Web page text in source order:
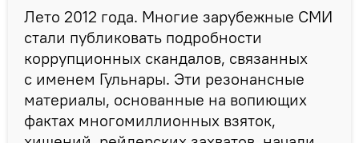
Лето 2012 года. Многие зарубежные СМИ
стали публиковать подробности
коррупционных скандалов, связанных
с именем Гульнары. Эти резонансные
материалы, основанные на вопиющих
фактах многомиллионных взяток,